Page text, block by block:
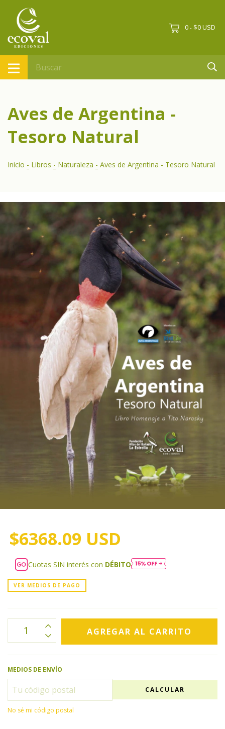
0 - $0 USD
Aves de Argentina -
Tesoro Natural
Inicio - Libros - Naturaleza - Aves de Argentina - Tesoro Natural
$6368.09 USD
Cuotas SIN interés con DÉBITO
VER MEDIOS DE PAGO
MEDIOS DE ENVÍO
CALCULAR
No sé mi código postal